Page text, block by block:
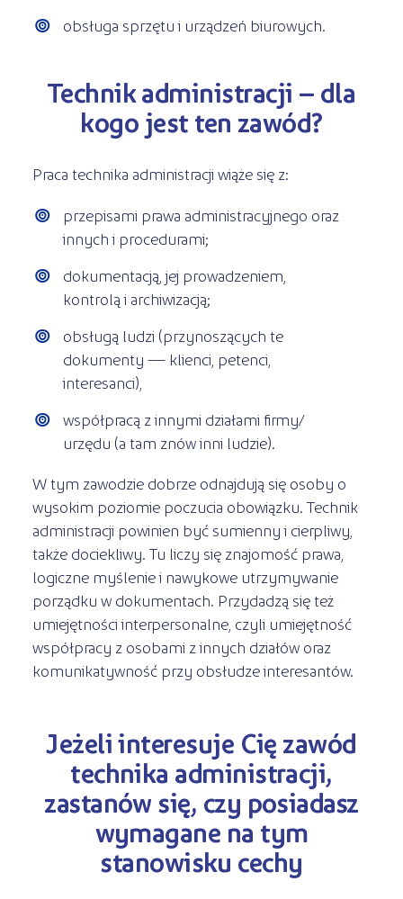
obsługa sprzętu i urządzeń biurowych.
Technik administracji – dla
kogo jest ten zawód?
Praca technika administracji wiąże się z:
przepisami prawa administracyjnego oraz
innych i procedurami;
dokumentacją, jej prowadzeniem,
kontrolą i archiwizacją;
obsługą ludzi (przynoszących te
dokumenty — klienci, petenci,
interesanci),
współpracą z innymi działami firmy/
urzędu (a tam znów inni ludzie).
W tym zawodzie dobrze odnajdują się osoby o
wysokim poziomie poczucia obowiązku. Technik
administracji powinien być sumienny i cierpliwy,
także dociekliwy. Tu liczy się znajomość prawa,
logiczne myślenie i nawykowe utrzymywanie
porządku w dokumentach. Przydadzą się też
umiejętności interpersonalne, czyli umiejętność
współpracy z osobami z innych działów oraz
komunikatywność przy obsłudze interesantów.
Jeżeli interesuje Cię zawód
technika administracji,
zastanów się, czy posiadasz
wymagane na tym
stanowisku cechy